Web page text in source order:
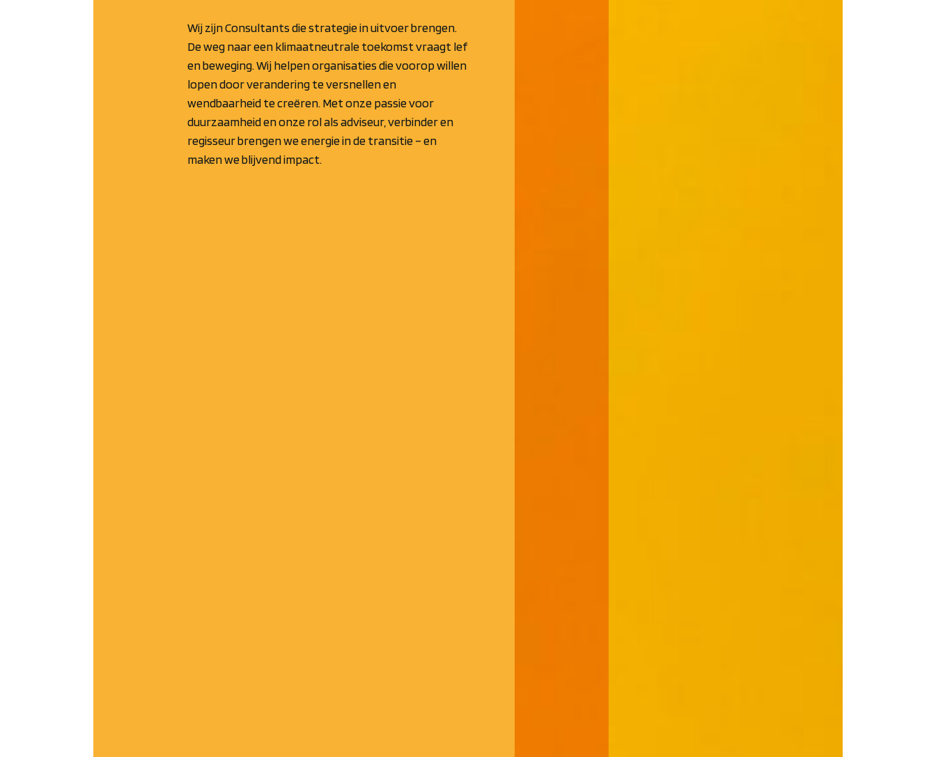
Wij zijn Consultants die strategie in uitvoer brengen.
De weg naar een klimaatneutrale toekomst vraagt lef
en beweging. Wij helpen organisaties die voorop willen
lopen door verandering te versnellen en
wendbaarheid te creëren. Met onze passie voor
duurzaamheid en onze rol als adviseur, verbinder en
regisseur brengen we energie in de transitie – en
maken we blijvend impact.